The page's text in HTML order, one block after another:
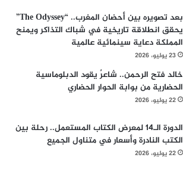
بعد تصويره بين أحضان المغرب.. “The Odyssey”
يحقق انطلاقة تاريخية في شباك التذاكر ويمنح
المملكة دعاية سينمائية عالمية
23 يوليو، 2026
خالد فتح الرحمن.. شاعرٌ يقود الدبلوماسية
الحضارية من بوابة الحوار الحضاري
22 يوليو، 2026
الدورة الـ14 لمعرض الكتاب المستعمل.. رحلة بين
الكتب النادرة وأسعار في متناول الجميع
22 يوليو، 2026